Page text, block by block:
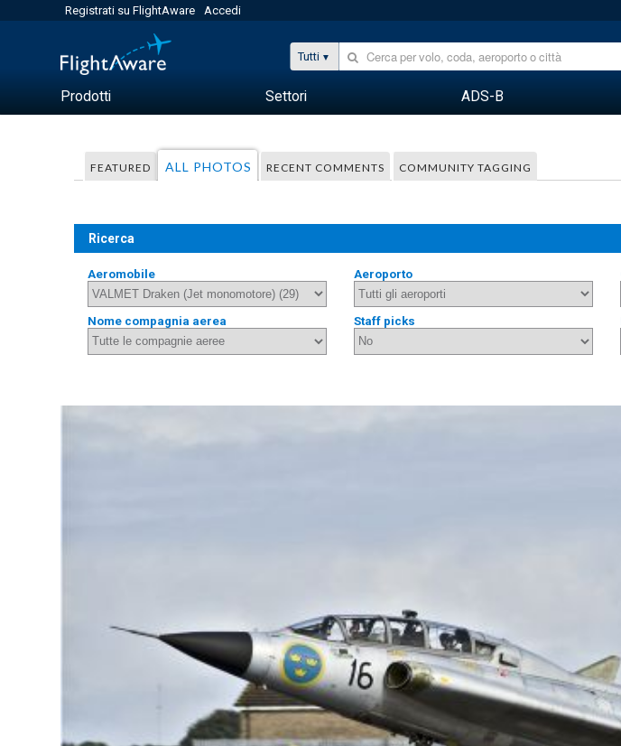
Registrati su FlightAware Accedi
Tutti
Prodotti Settori ADS-B
FEATURED ALL PHOTOS RECENT COMMENTS COMMUNITY TAGGING
Ricerca
Aeromobile Aeroporto
Nome compagnia aerea Staff picks